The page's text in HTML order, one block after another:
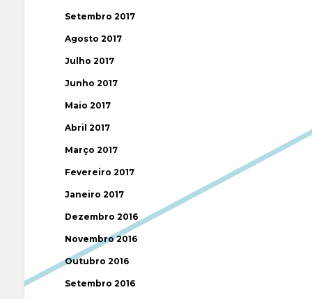
Setembro 2017
Agosto 2017
Julho 2017
Junho 2017
Maio 2017
Abril 2017
Março 2017
Fevereiro 2017
Janeiro 2017
Dezembro 2016
Novembro 2016
Outubro 2016
Setembro 2016